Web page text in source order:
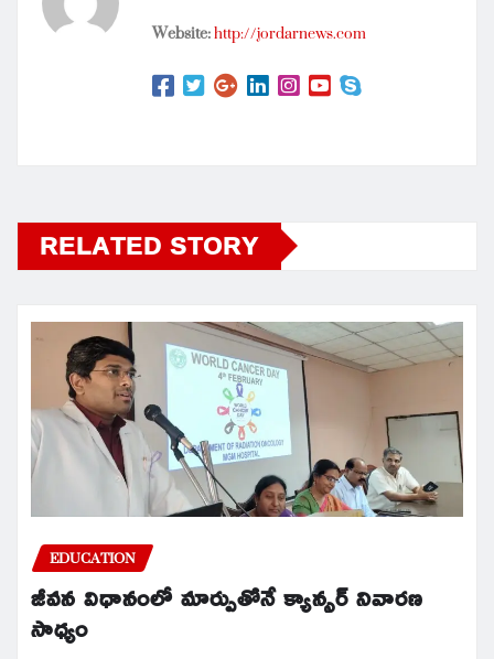
Website:http://jordarnews.com
RELATED STORY
EDUCATION
జీవన విధానంలో మార్పుతోనే క్యాన్సర్ నివారణ
సాధ్యం